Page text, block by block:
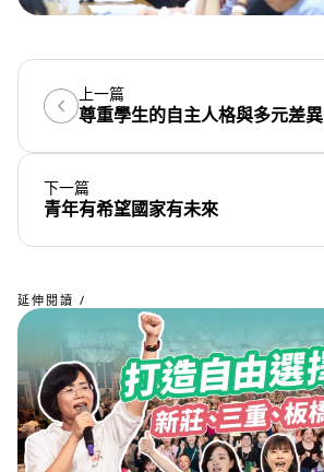
上一篇
尊重學生的自主人格與多元差異
下一篇
青年有希望國家有未來
延伸閱讀 /